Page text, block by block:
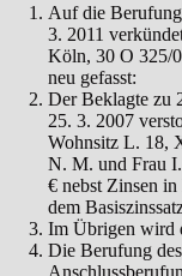
Auf die
3. 2011
Köln, 30 O 325/
neu gefasst:
Der Beklagte zu
25. 3. 2007
Wohnsitz L. 18,
N. M. und Frau
€ nebst Zinsen
dem
Im Übrigen wird
Die Berufung